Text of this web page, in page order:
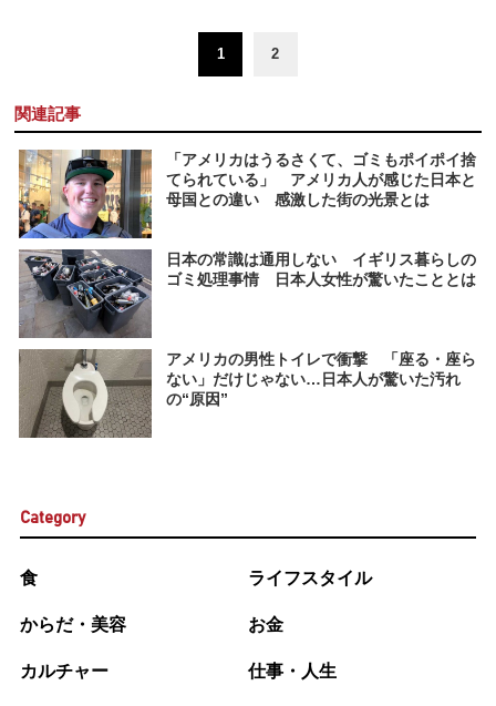
1 2
関連記事
「アメリカはうるさくて、ゴミもポイポイ捨
てられている」 アメリカ人が感じた日本と
母国との違い 感激した街の光景とは
日本の常識は通用しない イギリス暮らしの
ゴミ処理事情 日本人女性が驚いたこととは
アメリカの男性トイレで衝撃 「座る・座ら
ない」だけじゃない…日本人が驚いた汚れ
の“原因”
Category
食 ライフスタイル
からだ・美容 お金
カルチャー 仕事・人生